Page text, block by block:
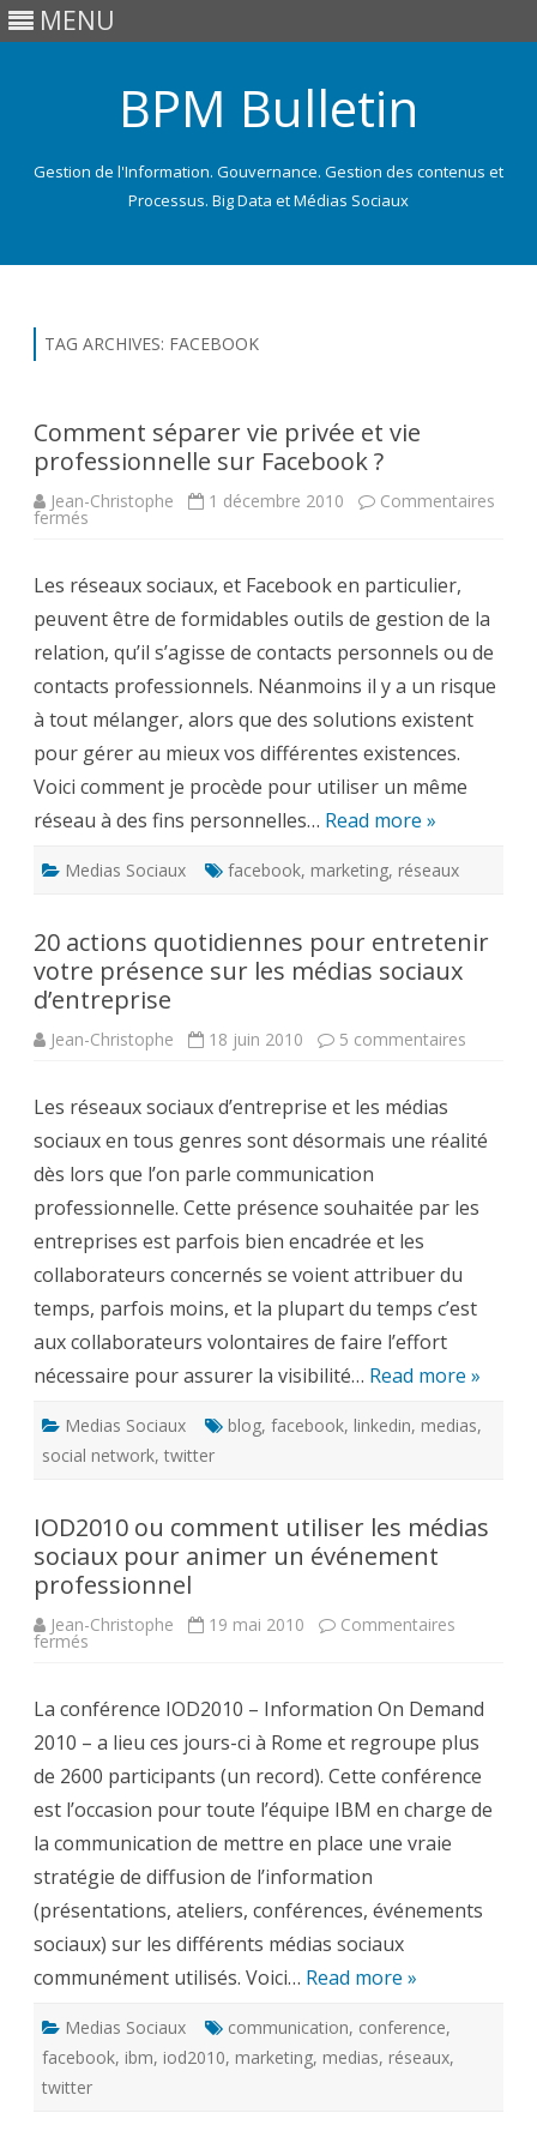
MENU
BPM Bulletin
Gestion de l'Information. Gouvernance. Gestion des contenus et
Processus. Big Data et Médias Sociaux
TAG ARCHIVES: FACEBOOK
Comment séparer vie privée et vie
professionnelle sur Facebook ?
Jean-Christophe 1 décembre 2010 Commentaires
fermés
privée
et
vie
professionnelle
sur
Facebook
?
Les réseaux sociaux, et Facebook en particulier,
peuvent être de formidables outils de gestion de la
relation, qu’il s’agisse de contacts personnels ou de
contacts professionnels. Néanmoins il y a un risque
à tout mélanger, alors que des solutions existent
pour gérer au mieux vos différentes existences.
Voici comment je procède pour utiliser un même
réseau à des fins personnelles… Read more »
Medias Sociaux facebook, marketing, réseaux
20 actions quotidiennes pour entretenir
votre présence sur les médias sociaux
d’entreprise
Jean-Christophe 18 juin 2010 5 commentaires
votre
présence
médias
sociaux
Les réseaux sociaux d’entreprise et les médias
sociaux en tous genres sont désormais une réalité
dès lors que l’on parle communication
professionnelle. Cette présence souhaitée par les
entreprises est parfois bien encadrée et les
collaborateurs concernés se voient attribuer du
temps, parfois moins, et la plupart du temps c’est
aux collaborateurs volontaires de faire l’effort
nécessaire pour assurer la visibilité… Read more »
Medias Sociaux blog, facebook, linkedin, medias,
social network, twitter
IOD2010 ou comment utiliser les médias
sociaux pour animer un événement
professionnel
Jean-Christophe 19 mai 2010 Commentaires
fermés
utiliser
les
médias
sociaux
pour
animer
un
événement
professionnel
La conférence IOD2010 – Information On Demand
2010 – a lieu ces jours-ci à Rome et regroupe plus
de 2600 participants (un record). Cette conférence
est l’occasion pour toute l’équipe IBM en charge de
la communication de mettre en place une vraie
stratégie de diffusion de l’information
(présentations, ateliers, conférences, événements
sociaux) sur les différents médias sociaux
communément utilisés. Voici… Read more »
Medias Sociaux communication, conference,
facebook, ibm, iod2010, marketing, medias, réseaux,
twitter